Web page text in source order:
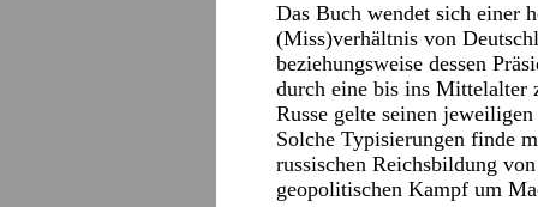
Das Buch wendet sich einer
(Miss)verhältnis von
beziehungsweise dessen
durch eine bis ins Mittelalter
Russe gelte seinen
Solche Typisierungen finde
russischen Reichsbildung
geopolitischen Kampf um